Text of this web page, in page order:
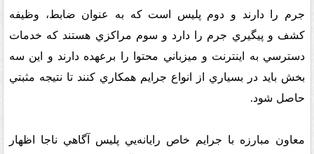
جرم را دارند و دوم پليس است که به عنوان ضابط، وظيفه
کشف و پيگيري جرم را دارد و سوم مراکزي هستند که خدمات
دسترسي به اينترنت و ميزباني محتوا را برعهده دارند و اين سه
بخش بايد در بسياري از انواع جرايم همکاري کنند تا نتيجه مثبتي
حاصل شود.
معاون مبارزه با جرايم خاص رايانه‌يي پليس آگاهي ناجا اظهار